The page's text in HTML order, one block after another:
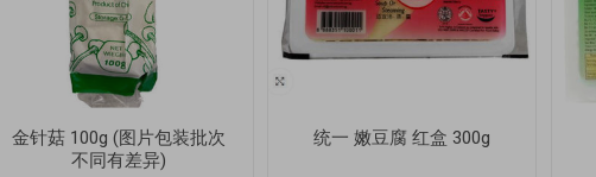
金针菇 100g (图片包装批次
不同有差异)
统一 嫩豆腐 红盒 300g